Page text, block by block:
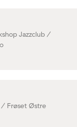
Jazzclub /
/ Frøset Østre